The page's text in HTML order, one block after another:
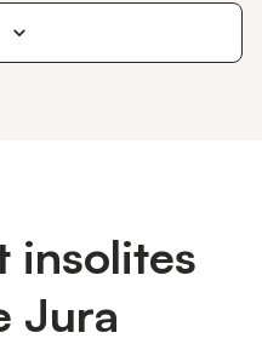
insolites
Jura